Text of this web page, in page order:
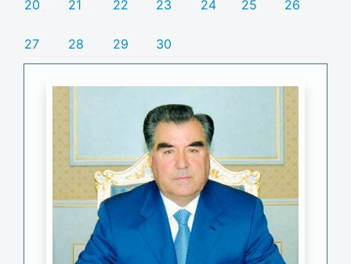
20 21 22 23 24 25 26
27 28 29 30